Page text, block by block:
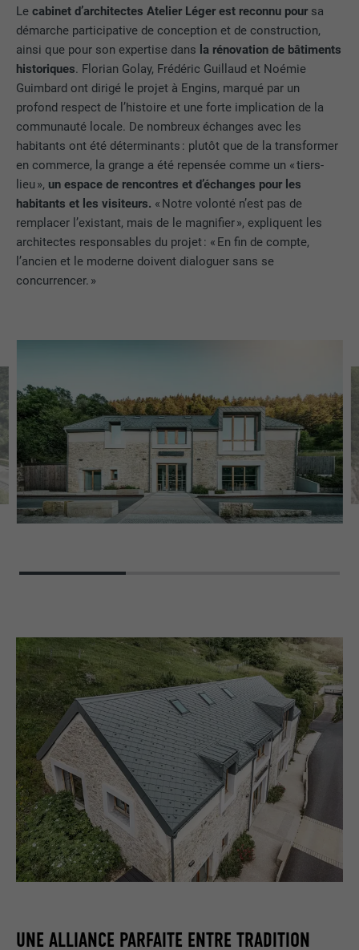
Lecabinet d’architectes Atelier Léger est reconnu pour sa
démarche participative de conception et de construction,
ainsi que pour son expertise dans la rénovation de bâtiments
historiques. Florian Golay, Frédéric Guillaud et Noémie
Guimbard ont dirigé le projet à Engins, marqué par un
profond respect de l’histoire et une forte implication de la
communauté locale. De nombreux échanges avec les
habitants ont été déterminants : plutôt que de la transformer
en commerce, la grange a été repensée comme un « tiers-
lieu », un espace de rencontres et d’échanges pour les
habitants et les visiteurs. « Notre volonté n’est pas de
remplacer l’existant, mais de le magnifier », expliquent les
architectes responsables du projet : « En fin de compte,
l’ancien et le moderne doivent dialoguer sans se
concurrencer. »
UNE ALLIANCE PARFAITE ENTRE TRADITION